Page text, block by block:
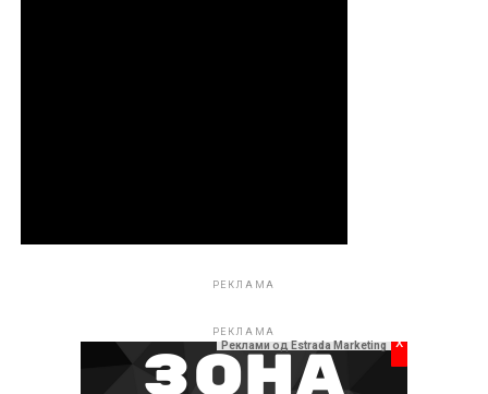
РЕКЛАМА
РЕКЛАМА
Реклами од Estrada Marketing x